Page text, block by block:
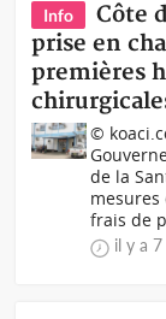
Info
Côte
prise en
premières
©
de la
mesures
frais de
il y a 7